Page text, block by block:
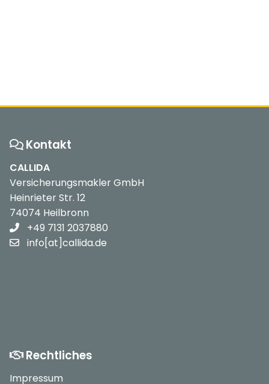
Kontakt
CALLIDA
Versicherungsmakler GmbH
Heinrieter Str. 12
74074 Heilbronn
+49 7131 2037880
info[at]callida.de
Rechtliches
Impressum